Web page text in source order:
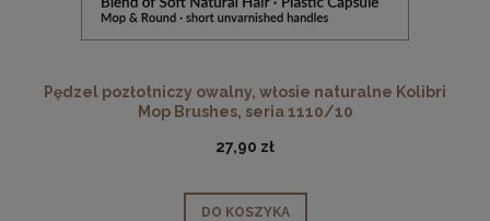
Pędzel pozłotniczy owalny, włosie naturalne Kolibri
Mop Brushes, seria 1110/10
27,90 zł
DO KOSZYKA